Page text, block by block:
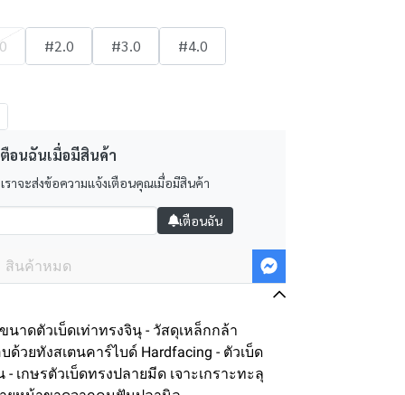
#2.0 #3.0
#4.0
ตือนฉันเมื่อมีสินค้า
ราจะส่งข้อความแจ้งเตือนคุณเมื่อมีสินค้า
เตือนฉัน
สินค้าหมด
าดตัวเบ็ดเท่าทรงจินุ - วัสดุเหล็กกล้า
ด้วยทังสเตนคาร์ไบด์ Hardfacing - ตัวเบ็ด
เกษรตัวเบ็ดทรงปลายมีด เจาะเกราะทะลุ